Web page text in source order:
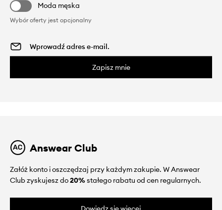
Moda męska
Wybór oferty jest opcjonalny
Zapisz mnie
Answear Club
Załóż konto i oszczędzaj przy każdym zakupie. W Answear
Club zyskujesz do20%stałego rabatu od cen regularnych.